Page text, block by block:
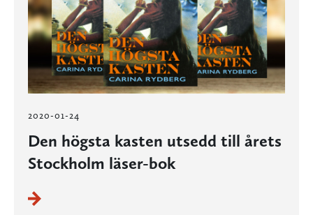
2020-01-24
Den högsta kasten utsedd till årets
Stockholm läser-bok